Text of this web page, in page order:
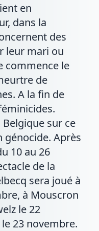
en
dans la
des
leur mari ou
commence le
de
A la fin de
sur ce
génocide. Après
10 au 26
de la
sera joué à
à Mouscron
le 22
23 novembre.